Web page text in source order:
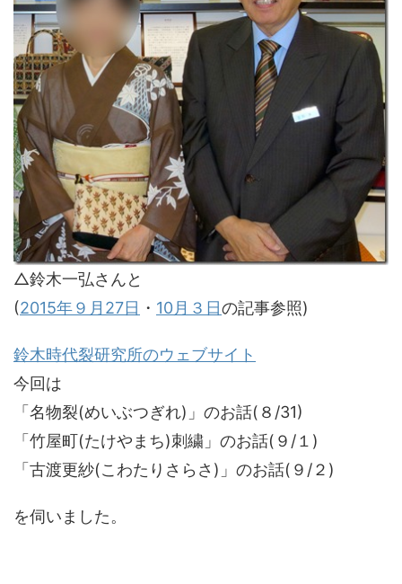
△鈴木一弘さんと
(2015年９月27日 ・ 10月３日の記事参照)
鈴木時代裂研究所のウェブサイト
今回は
「名物裂(めいぶつぎれ)」のお話(８/31)
「竹屋町(たけやまち)刺繍」のお話(９/１)
「古渡更紗(こわたりさらさ)」のお話(９/２)
を伺いました。